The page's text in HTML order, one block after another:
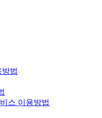
법
스 이용방법